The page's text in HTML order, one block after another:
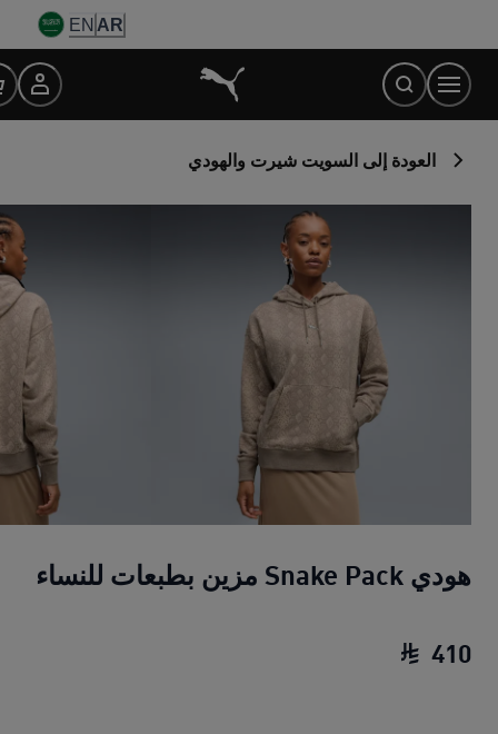
Content
AR
EN
العودة إلى السويت شيرت والهودي
هودي Snake Pack مزين بطبعات للنساء
410